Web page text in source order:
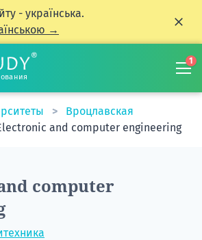
- українська.
→
1
Вроцлавская
and computer engineering
computer